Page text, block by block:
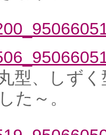
型、しず
た～。